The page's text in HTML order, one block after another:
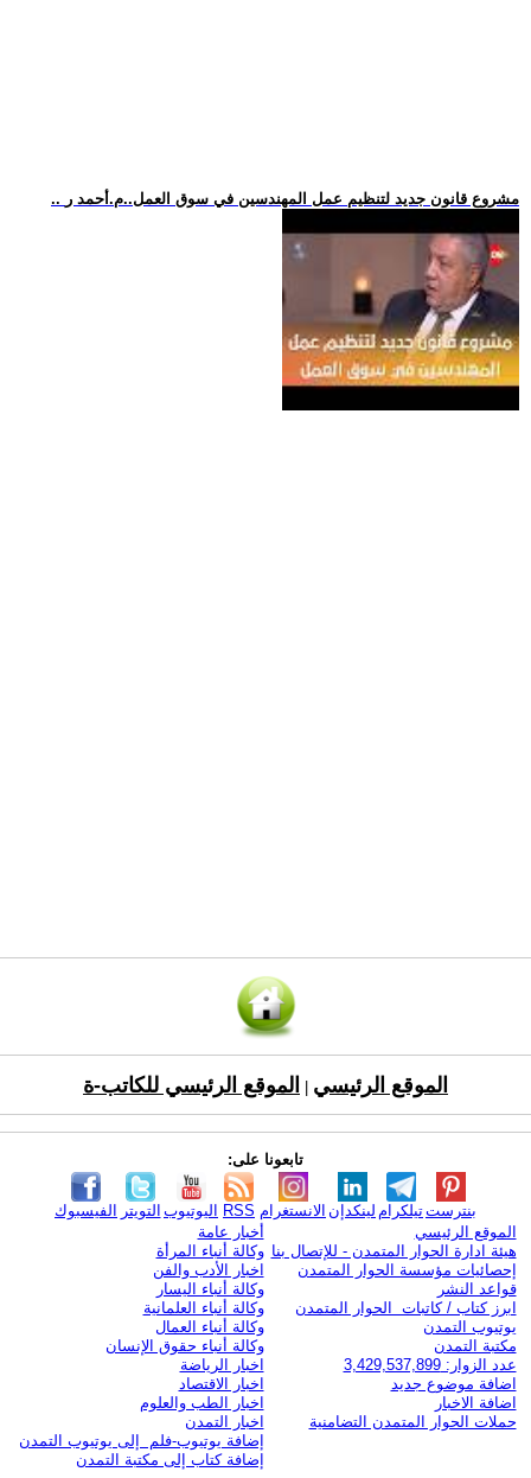
.. مشروع قانون جديد لتنظيم عمل المهندسين في سوق العمل..م.أحمد ر
الموقع الرئيسي الموقع الرئيسي للكاتب-ة
تابعونا على:
الفيسبوك التويتر اليوتيوب RSS الانستغرام لينكدإن تيلكرامبنترست
الموقع الرئيسي
هيئة ادارة الحوار المتمدن - للإتصال بنا
إحصائيات مؤسسة الحوار المتمدن
قواعد النشر
ابرز كتاب / كاتبات الحوار المتمدن
يوتيوب التمدن
مكتبة التمدن
عدد الزوار: 3,429,537,899
اضافة موضوع جديد
اضافة الاخبار
حملات الحوار المتمدن التضامنية
أخبار عامة
وكالة أنباء المرأة
اخبار الأدب والفن
وكالة أنباء اليسار
وكالة أنباء العلمانية
وكالة أنباء العمال
وكالة أنباء حقوق الإنسان
اخبار الرياضة
اخبار الاقتصاد
اخبار الطب والعلوم
اخبار التمدن
إضافة يوتيوب-فلم إلى يوتيوب التمدن
إضافة كتاب إلى مكتبة التمدن